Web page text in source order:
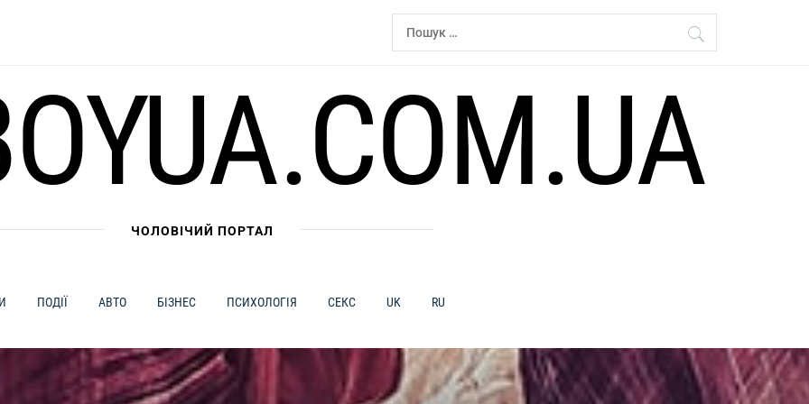
Пошук:
ЧОЛОВІЧИЙ ПОРТАЛ
ПОДІЇ АВТО БІЗНЕС ПСИХОЛОГІЯ СЕКС UK RU